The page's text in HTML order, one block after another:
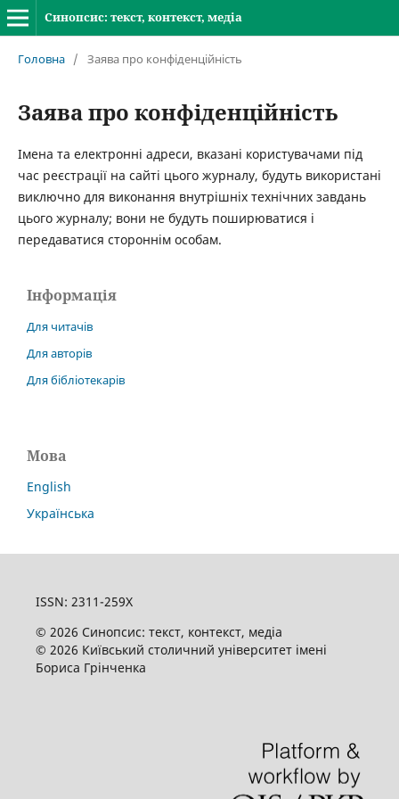
Синопсис: текст, контекст, медіа
Головна / Заява про конфіденційність
Заява про конфіденційність
Імена та електронні адреси, вказані користувачами під
час реєстрації на сайті цього журналу, будуть використані
виключно для виконання внутрішніх технічних завдань
цього журналу; вони не будуть поширюватися і
передаватися стороннім особам.
Інформація
Для читачів
Для авторів
Для бібліотекарів
Мова
English
Українська
ISSN: 2311-259X
© 2026 Синопсис: текст, контекст, медіа
© 2026 Київський столичний університет імені
Бориса Грінченка